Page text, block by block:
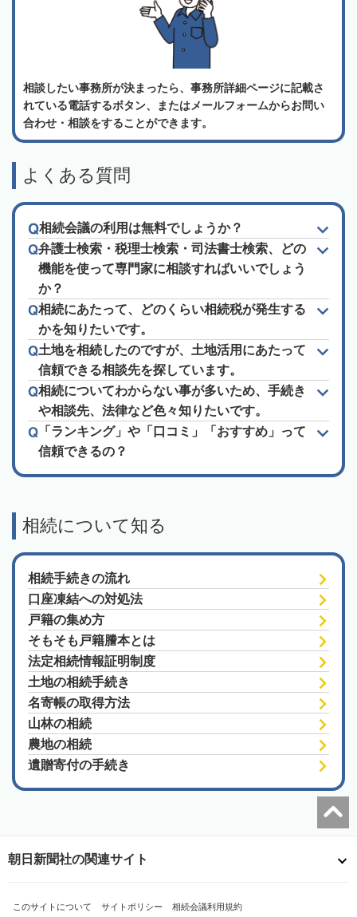
相談したい事務所が決まったら、事務所詳細ページに記載さ
れている電話するボタン、またはメールフォームからお問い
合わせ・相談をすることができます。
よくある質問
相続会議の利用は無料でしょうか？
弁護士検索・税理士検索・司法書士検索、どの
機能を使って専門家に相談すればいいでしょう
か？
相続にあたって、どのくらい相続税が発生する
かを知りたいです。
土地を相続したのですが、土地活用にあたって
信頼できる相談先を探しています。
相続についてわからない事が多いため、手続き
や相談先、法律など色々知りたいです。
「ランキング」や「口コミ」「おすすめ」って
信頼できるの？
相続について知る
相続手続きの流れ
口座凍結への対処法
戸籍の集め方
そもそも戸籍謄本とは
法定相続情報証明制度
土地の相続手続き
名寄帳の取得方法
山林の相続
農地の相続
遺贈寄付の手続き
朝日新聞社の関連サイト
このサイトについて サイトポリシー 相続会議利用規約